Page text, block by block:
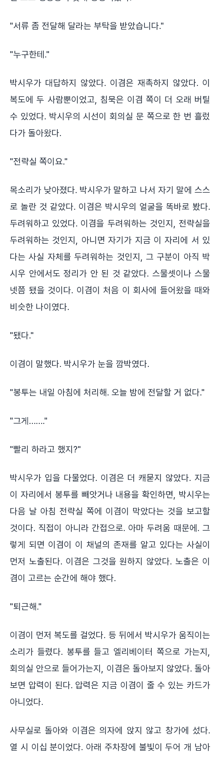
"서류 좀 전달해 달라는 부탁을 받았습니다."
"누구한테."
박시우가 대답하지 않았다. 이겸은 재촉하지 않았다. 이
복도에 두 사람뿐이었고, 침묵은 이겸 쪽이 더 오래 버틸
수 있었다. 박시우의 시선이 회의실 문 쪽으로 한 번 흘렀
다가 돌아왔다.
"전략실 쪽이요."
목소리가 낮아졌다. 박시우가 말하고 나서 자기 말에 스스
로 놀란 것 같았다. 이겸은 박시우의 얼굴을 똑바로 봤다.
두려워하고 있었다. 이겸을 두려워하는 것인지, 전략실을
두려워하는 것인지, 아니면 자기가 지금 이 자리에 서 있
다는 사실 자체를 두려워하는 것인지, 그 구분이 아직 박
시우 안에서도 정리가 안 된 것 같았다. 스물셋이나 스물
넷쯤 됐을 것이다. 이겸이 처음 이 회사에 들어왔을 때와
비슷한 나이였다.
"됐다."
이겸이 말했다. 박시우가 눈을 깜박였다.
"봉투는 내일 아침에 처리해. 오늘 밤에 전달할 거 없다."
"그게……."
"빨리 하라고 했지?"
박시우가 입을 다물었다. 이겸은 더 캐묻지 않았다. 지금
이 자리에서 봉투를 빼앗거나 내용을 확인하면, 박시우는
다음 날 아침 전략실 쪽에 이겸이 막았다는 것을 보고할
것이다. 직접이 아니라 간접으로. 아마 두려움 때문에. 그
렇게 되면 이겸이 이 채널의 존재를 알고 있다는 사실이
먼저 노출된다. 이겸은 그것을 원하지 않았다. 노출은 이
겸이 고르는 순간에 해야 했다.
"퇴근해."
이겸이 먼저 복도를 걸었다. 등 뒤에서 박시우가 움직이는
소리가 들렸다. 봉투를 들고 엘리베이터 쪽으로 가는지,
회의실 안으로 들어가는지, 이겸은 돌아보지 않았다. 돌아
보면 압력이 된다. 압력은 지금 이겸이 줄 수 있는 카드가
아니었다.
사무실로 돌아와 이겸은 의자에 앉지 않고 창가에 섰다.
열 시 이십 분이었다. 아래 주차장에 불빛이 두어 개 남아